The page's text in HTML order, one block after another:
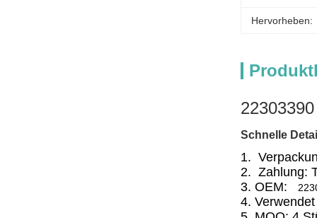
Hervorheben:
Schnelle
1.
2. Zahlung:
3. OEM:
4.